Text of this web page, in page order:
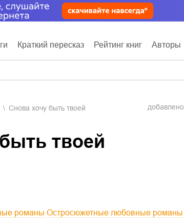
Краткий пересказ Рейтинг книг Авторы
Снова хочу быть твоей добавлено
твоей
романы
Остросюжетные любовные романы